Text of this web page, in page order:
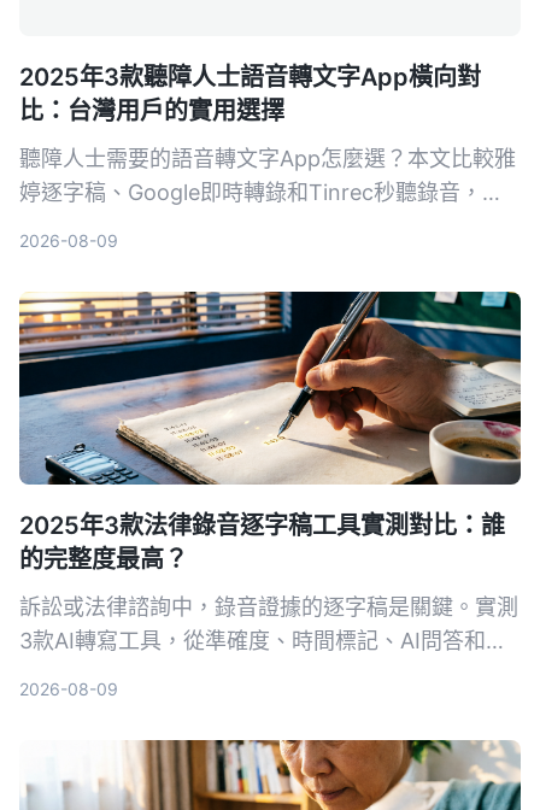
2025年3款聽障人士語音轉文字App橫向對
比：台灣用戶的實用選擇
聽障人士需要的語音轉文字App怎麼選？本文比較雅
婷逐字稿、Google即時轉錄和Tinrec秒聽錄音，從
2026-08-09
2025年3款法律錄音逐字稿工具實測對比：誰
的完整度最高？
訴訟或法律諮詢中，錄音證據的逐字稿是關鍵。實測
3款AI轉寫工具，從準確度、時間標記、AI問答和法
2026-08-09